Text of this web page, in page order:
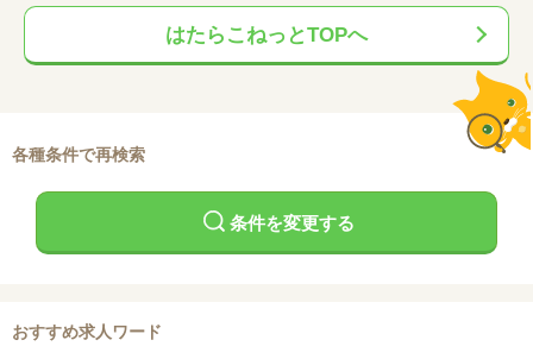
はたらこねっとTOPへ
各種条件で再検索
条件を変更する
おすすめ求人ワード